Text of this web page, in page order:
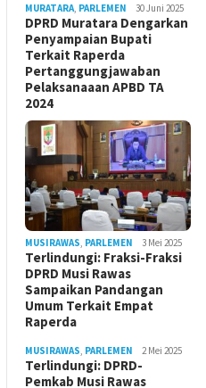
MURATARA PARLEMEN 30 Juni 2025
DPRD Muratara Dengarkan
Penyampaian Bupati
Terkait Raperda
Pertanggungjawaban
Pelaksanaaan APBD TA
2024
MUSIRAWAS PARLEMEN 3 Mei 2025
Terlindungi: Fraksi-Fraksi
DPRD Musi Rawas
Sampaikan Pandangan
Umum Terkait Empat
Raperda
MUSIRAWAS PARLEMEN 2 Mei 2025
Terlindungi: DPRD-
Pemkab Musi Rawas